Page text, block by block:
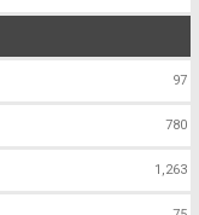
97
780
1,263